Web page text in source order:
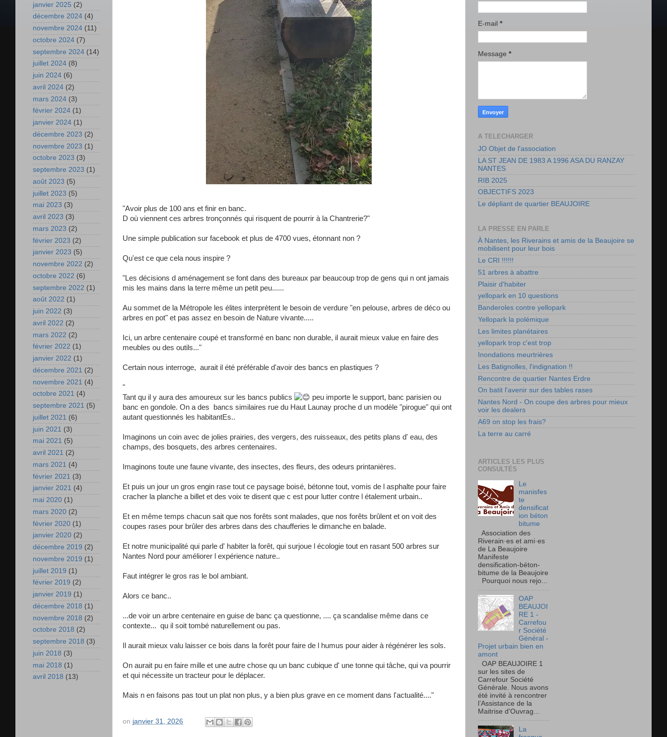
"Avoir plus de 100 ans et finir en banc.
D où viennent ces arbres tronçonnés qui risquent de pourrir à la Chantrerie?"
Une simple publication sur facebook et plus de 4700 vues, étonnant non ?
Qu'est ce que cela nous inspire ?
"Les décisions d aménagement se font dans des bureaux par beaucoup trop de gens qui n ont jamais
mis les mains dans la terre même un petit peu......
Au sommet de la Métropole les élites interprètent le besoin de verdure "en pelouse, arbres de déco ou
arbres en pot" et pas assez en besoin de Nature vivante.....
Ici, un arbre centenaire coupé et transformé en banc non durable, il aurait mieux value en faire des
meubles ou des outils..."
Certain nous interroge, aurait il été préférable d'avoir des bancs en plastiques ?
"
Tant qu il y aura des amoureux sur les bancs publics
peu importe le support, banc parisien ou
banc en gondole. On a des bancs similaires rue du Haut Launay proche d un modèle "pirogue" qui ont
autant questionnés les habitantEs..
Imaginons un coin avec de jolies prairies, des vergers, des ruisseaux, des petits plans d' eau, des
champs, des bosquets, des arbres centenaires.
Imaginons toute une faune vivante, des insectes, des fleurs, des odeurs printanières.
Et puis un jour un gros engin rase tout ce paysage boisé, bétonne tout, vomis de l asphalte pour faire
cracher la planche a billet et des voix te disent que c est pour lutter contre l étalement urbain..
Et en même temps chacun sait que nos forêts sont malades, que nos forêts brûlent et on voit des
coupes rases pour brûler des arbres dans des chaufferies le dimanche en balade.
Et notre municipalité qui parle d' habiter la forêt, qui surjoue l écologie tout en rasant 500 arbres sur
Nantes Nord pour améliorer l expérience nature..
Faut intégrer le gros ras le bol ambiant.
Alors ce banc..
...de voir un arbre centenaire en guise de banc ça questionne, .... ça scandalise même dans ce
contexte... qu il soit tombé naturellement ou pas.
Il aurait mieux valu laisser ce bois dans la forêt pour faire de l humus pour aider à régénérer les sols.
On aurait pu en faire mille et une autre chose qu un banc cubique d' une tonne qui tâche, qui va pourrir
et qui nécessite un tracteur pour le déplacer.
Mais n en faisons pas tout un plat non plus, y a bien plus grave en ce moment dans l'actualité...."
on janvier 31, 2026
janvier 2025 (2)
décembre 2024 (4)
novembre 2024 (11)
octobre 2024 (7)
septembre 2024 (14)
juillet 2024 (8)
juin 2024 (6)
avril 2024 (2)
mars 2024 (3)
février 2024 (1)
janvier 2024 (1)
décembre 2023 (2)
novembre 2023 (1)
octobre 2023 (3)
septembre 2023 (1)
août 2023 (5)
juillet 2023 (5)
mai 2023 (3)
avril 2023 (3)
mars 2023 (2)
février 2023 (2)
janvier 2023 (5)
novembre 2022 (2)
octobre 2022 (6)
septembre 2022 (1)
août 2022 (1)
juin 2022 (3)
avril 2022 (2)
mars 2022 (2)
février 2022 (1)
janvier 2022 (1)
décembre 2021 (2)
novembre 2021 (4)
octobre 2021 (4)
septembre 2021 (5)
juillet 2021 (6)
juin 2021 (3)
mai 2021 (5)
avril 2021 (2)
mars 2021 (4)
février 2021 (3)
janvier 2021 (4)
mai 2020 (1)
mars 2020 (2)
février 2020 (1)
janvier 2020 (2)
décembre 2019 (2)
novembre 2019 (1)
juillet 2019 (1)
février 2019 (2)
janvier 2019 (1)
décembre 2018 (1)
novembre 2018 (2)
octobre 2018 (2)
septembre 2018 (3)
juin 2018 (3)
mai 2018 (1)
avril 2018 (13)
E-mail *
Message *
A TELECHARGER
JO Objet de l'association
LA ST JEAN DE 1983 A 1996 ASA DU RANZAY
NANTES
RIB 2025
OBJECTIFS 2023
Le dépliant de quartier BEAUJOIRE
LA PRESSE EN PARLE
À Nantes, les Riverains et amis de la Beaujoire se
mobilisent pour leur bois
Le CRI !!!!!!
51 arbres à abattre
Plaisir d'habiter
yellopark en 10 questions
Banderoles contre yellopark
Yellopark la polémique
Les limites planétaires
yellopark trop c'est trop
Inondations meurtrières
Les Batignolles, l'indignation !!
Rencontre de quartier Nantes Erdre
On batit l'avenir sur des tables rases
Nantes Nord - On coupe des arbres pour mieux
voir les dealers
A69 on stop les frais?
La terre au carré
ARTICLES LES PLUS
CONSULTÉS
Le
manisfes
te
densificat
ion béton
bitume
Association des
Riverain·es et ami·es
de La Beaujoire
Manifeste
densification-béton-
bitume de la Beaujoire
Pourquoi nous rejo...
OAP
BEAUJOI
RE 1 -
Carrefou
r Société
Général -
Projet urbain bien en
amont
OAP BEAUJOIRE 1
sur les sites de
Carrefour Société
Générale. Nous avons
été invité à rencontrer
l’Assistance de la
Maitrise d'Ouvrag...
La